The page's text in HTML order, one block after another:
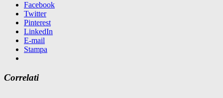
Facebook
Twitter
Pinterest
LinkedIn
E-mail
Stampa
Correlati